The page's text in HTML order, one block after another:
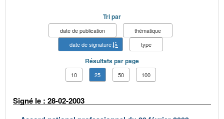
Tri par
date de publication
thématique
date de signature
type
Résultats par page
10 25 50 100
Signé le : 28-02-2003